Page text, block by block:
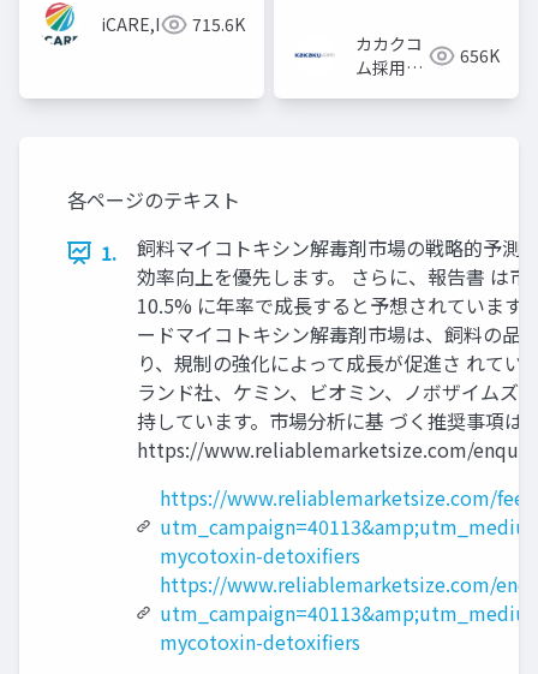
iCARE,Inc 715.6K
カカクコ
ム採用担
656K
各ページのテキスト
1.
飼料マイコトキシン解毒剤市場の戦略的予測
効率向上を優先します。 さらに、報告書 は
10.5% に年率で成長すると予想されています
ードマイコトキシン解毒剤市場は、飼料の品
り、規制の強化によって成長が促進さ れて
ランド社、ケミン、ビオミン、ノボザイムズ
持しています。市場分析に基 づく推奨事項は
https://www.reliablemarketsize.com/
https://www.reliablemarketsize.com/
mycotoxin-detoxifiers
https://www.reliablemarketsize.com/
mycotoxin-detoxifiers